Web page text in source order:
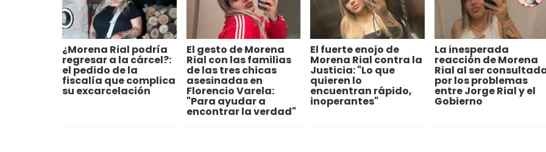
¿Morena Rial podría
regresar a la cárcel?:
el pedido de la
fiscalía que complica
su excarcelación
El gesto de Morena
Rial con las familias
de las tres chicas
asesinadas en
Florencio Varela:
"Para ayudar a
encontrar la verdad"
El fuerte enojo de
Morena Rial contra la
Justicia: "Lo que
quieren lo
encuentran rápido,
inoperantes"
La inesperada
reacción de Morena
Rial al ser
por los problemas
entre Jorge Rial y el
Gobierno